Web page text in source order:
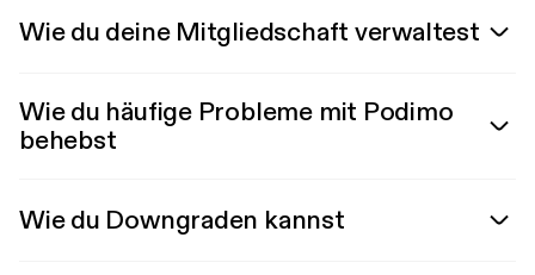
Wie du deine Mitgliedschaft verwaltest
Wie du häufige Probleme mit Podimo
behebst
Wie du Downgraden kannst